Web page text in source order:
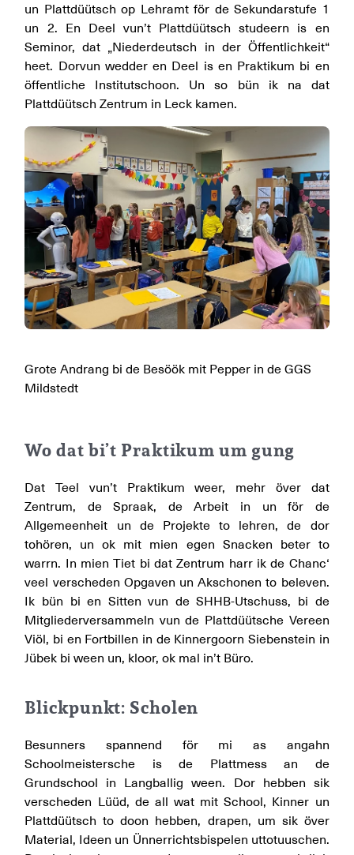
un Plattdüütsch op Lehramt för de Sekundarstufe 1
un 2. En Deel vun’t Plattdüütsch studeern is en
Seminor, dat „Niederdeutsch in der Öffentlichkeit“
heet. Dorvun wedder en Deel is en Praktikum bi en
öffentliche Institutschoon. Un so bün ik na dat
Plattdüütsch Zentrum in Leck kamen.
Grote Andrang bi de Besöök mit Pepper in de GGS
Mildstedt
Wo dat bi’t Praktikum um gung
Dat Teel vun’t Praktikum weer, mehr över dat
Zentrum, de Spraak, de Arbeit in un för de
Allgemeenheit un de Projekte to lehren, de dor
tohören, un ok mit mien egen Snacken beter to
warrn. In mien Tiet bi dat Zentrum harr ik de Chanc‘
veel verscheden Opgaven un Akschonen to beleven.
Ik bün bi en Sitten vun de SHHB-Utschuss, bi de
Mitgliederversammeln vun de Plattdüütsche Vereen
Viöl, bi en Fortbillen in de Kinnergoorn Siebenstein in
Jübek bi ween un, kloor, ok mal in’t Büro.
Blickpunkt: Scholen
Besunners spannend för mi as angahn
Schoolmeistersche is de Plattmess an de
Grundschool in Langballig ween. Dor hebben sik
verscheden Lüüd, de all wat mit School, Kinner un
Plattdüütsch to doon hebben, drapen, um sik över
Material, Ideen un Ünnerrichtsbispelen uttotuuschen.